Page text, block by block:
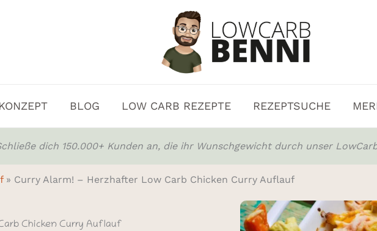
KONZEPT BLOG LOW CARB REZEPTE REZEPTSUCHE
dich 150.000+ Kunden an, die ihr Wunschgewicht durch unser
» Curry Alarm! – Herzhafter Low Carb Chicken Curry Auflauf
Chicken Curry Auflauf